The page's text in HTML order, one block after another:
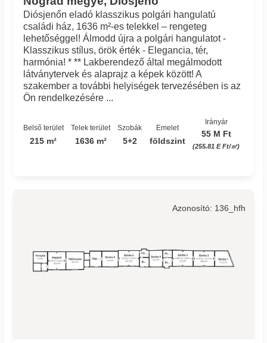
Diósjenőn eladó klasszikus polgári hangulatú
családi ház, 1636 m²-es telekkel – rengeteg
lehetőséggel! Álmodd újra a polgári hangulatot -
Klasszikus stílus, örök érték - Elegancia, tér,
harmónia! * ** Lakberendező által megálmodott
látványtervek és alaprajz a képek között! A
szakember a további helyiségek tervezésében is az
Ön rendelkezésére ...
Belső terület
215 m²
Telek terület
1636 m²
Szobák
5+2
Emelet
földszint
Irányár
55 M Ft
(255.81 E Ft/㎡)
Azonosító: 136_hfh